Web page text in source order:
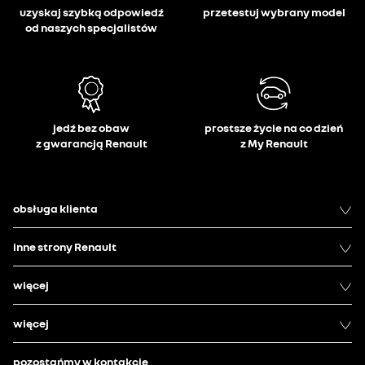
uzyskaj szybką odpowiedź
od naszych specjalistów
przetestuj wybrany model
jedź bez obaw
z gwarancją Renault
prostsze życie na co dzień
z My Renault
obsługa klienta
inne strony Renault
więcej
więcej
pozostańmy w kontakcie